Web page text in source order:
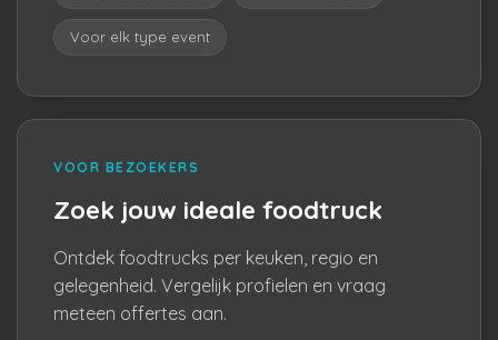
Voor elk type event
VOOR BEZOEKERS
Zoek jouw ideale foodtruck
Ontdek foodtrucks per keuken, regio en
gelegenheid. Vergelijk profielen en vraag
meteen offertes aan.